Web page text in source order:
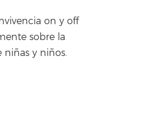
on y off
sobre la
y niños.